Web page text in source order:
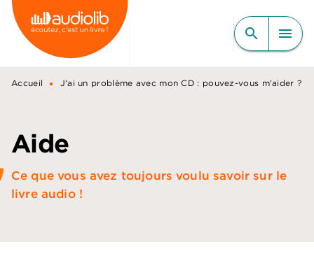
MENU RECHERCHE
CONTENU
PIED DE PAGE
search menu
Accueil • J'ai un problème avec mon CD : pouvez-vous m'aider ?
Aide
Ce que vous avez toujours voulu savoir sur le
livre audio !